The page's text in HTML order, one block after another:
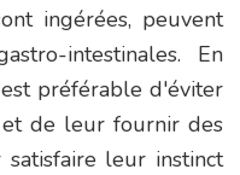
ingérées, peuvent
intestinales. En
préférable d'éviter
de leur fournir des
leur instinct